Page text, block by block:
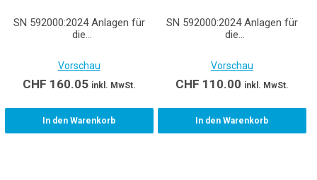
SN 592000:2024 Anlagen für
die
Vorschau
CHF 160.05 inkl. MwSt.
In den Warenkorb
SN 592000:2024 Anlagen für
die
Vorschau
CHF 110.00 inkl. MwSt.
In den Warenkorb